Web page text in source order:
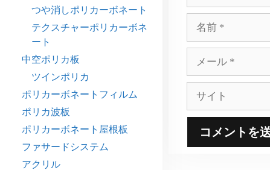
ル
ト
つや消しポリカーボネート
テクスチャーポリカーボネ
ート
中空ポリカ板
ツインポリカ
ポリカーボネートフィルム
ポリカ波板
ポリカーボネート屋根板
ファサードシステム
アクリル